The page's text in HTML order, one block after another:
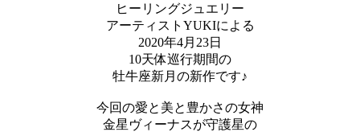
ヒーリングジュエリー
アーティストYUKIによる
2020年4月23日
10天体巡行期間の
牡牛座新月の新作です♪
今回の愛と美と豊かさの女神
金星ヴィーナスが守護星の